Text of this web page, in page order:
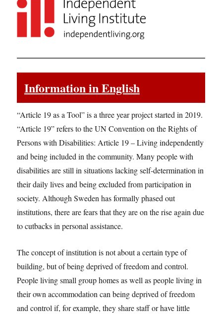
Information in English
“Article 19 as a Tool” is a three year project started in 2019.
“Article 19” refers to the UN Convention on the Rights of
Persons with Disabilities: Article 19 – Living independently
and being included in the community. Many people with
disabilities are still in situations lacking self-determination in
their daily lives and being excluded from participation in
society. Although Sweden has formally phased out
institutions, there are fears that they are on the rise again due
to cutbacks in personal assistance.
The concept of institution is not about a certain type of
building, but of being deprived of freedom and control.
People living small group homes as well as people living in
their own accommodation can being deprived of freedom
and control if, for example, they share staff or have little